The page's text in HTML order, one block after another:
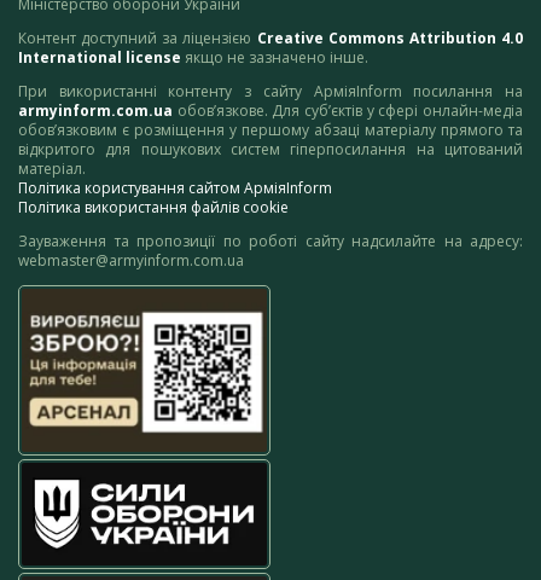
Міністерство оборони України
Контент доступний за ліцензією Creative Commons Attribution 4.0
International license якщо не зазначено інше.
При використанні контенту з сайту АрміяInform посилання на
armyinform.com.ua обов’язкове. Для суб’єктів у сфері онлайн-медіа
обов’язковим є розміщення у першому абзаці матеріалу прямого та
відкритого для пошукових систем гіперпосилання на цитований
матеріал.
Політика користування сайтом АрміяInform
Політика використання файлів cookie
Зауваження та пропозиції по роботі сайту надсилайте на адресу:
webmaster@armyinform.com.ua